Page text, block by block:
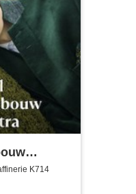
Ólafsson
K714